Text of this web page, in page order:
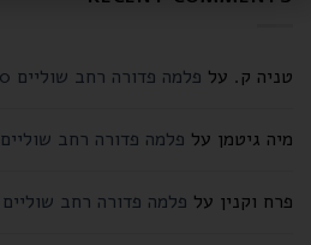
טניה ק. על פלמה פדורה רחב שוליים 10
מיה גיטמן על פלמה פדורה רחב שוליים 10
פרח וקנין על פלמה פדורה רחב שוליים 10